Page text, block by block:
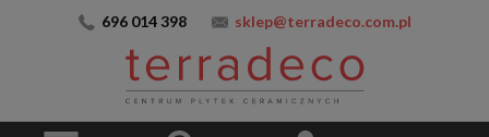
696 014 398 sklep@terradeco.com.pl